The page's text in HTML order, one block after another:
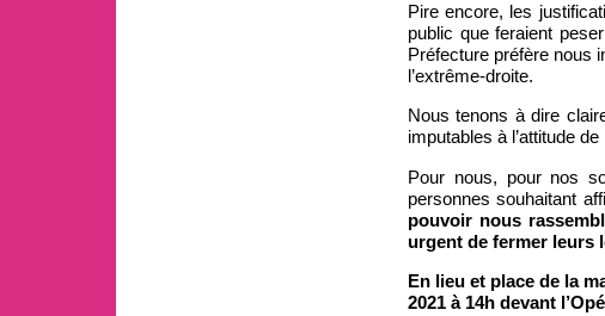
Pire encore, les
public que feraient
Préfecture préfère nous
l’extrême-droite.
Nous tenons à dire
imputables à l’attitude
Pour nous, pour nos
personnes souhaitant
pouvoir nous
urgent de fermer leurs
En lieu et place de la
2021 à 14h devant